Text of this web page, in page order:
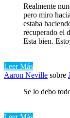
Realmente
pero miro
estaba
recuperado el
Esta bien.
Leer Más
Aaron Neville sobre
Se lo debo